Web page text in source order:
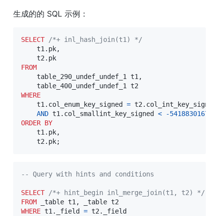
生成的的 SQL 示例：
SELECT /*+ inl_hash_join(t1) */
    t1
. pk,
    t2
.
FROM
    table_290_undef_undef_1 t1
,
WHERE
    t1
. col_enum_key_signed = t2. col_int_key_signed
AND t1. col_smallint_key_signed < -
ORDER BY
    t1
. pk,
    t2
. pk;
-- Query with hints and conditions
SELECT /*+ hint_begin inl_merge_join(t1, t2) */
FROM _table t1,
WHERE t1. _field = t2.
_field